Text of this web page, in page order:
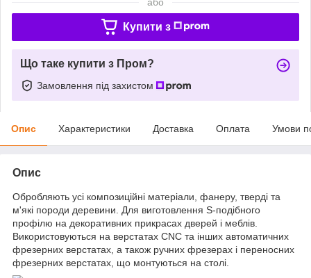
Купити з
Що таке купити з Пром?
Замовлення під захистом
Опис Характеристики Доставка Оплата Умови
Опис
Обробляють усі композиційні матеріали, фанеру, тверді та
м'які породи деревини. Для виготовлення S-подібного
профілю на декоративних прикрасах дверей і меблів.
Використовуються на верстатах CNC та інших автоматичних
фрезерних верстатах, а також ручних фрезерах і переносних
фрезерних верстатах, що монтуються на столі.